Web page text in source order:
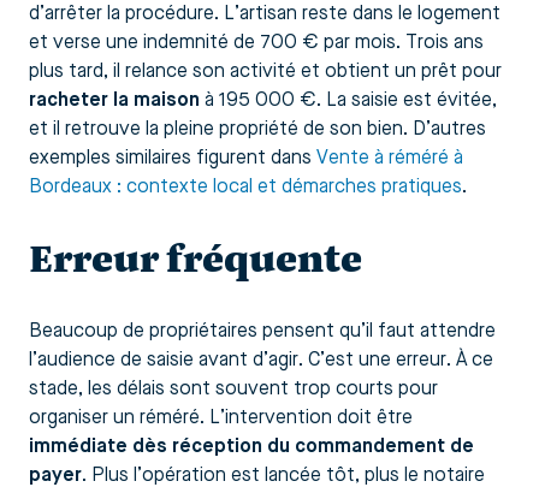
d’arrêter la procédure. L’artisan reste dans le logement
et verse une indemnité de 700 € par mois. Trois ans
plus tard, il relance son activité et obtient un prêt pour
racheter la maison à 195 000 €. La saisie est évitée,
et il retrouve la pleine propriété de son bien. D’autres
exemples similaires figurent dans Vente à réméré à
Bordeaux : contexte local et démarches pratiques.
Erreur fréquente
Beaucoup de propriétaires pensent qu’il faut attendre
l’audience de saisie avant d’agir. C’est une erreur. À ce
stade, les délais sont souvent trop courts pour
organiser un réméré. L’intervention doit être
immédiate dès réception du commandement de
payer. Plus l’opération est lancée tôt, plus le notaire